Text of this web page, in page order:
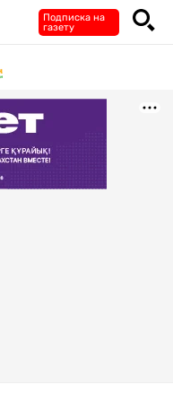
Подписка на
газету